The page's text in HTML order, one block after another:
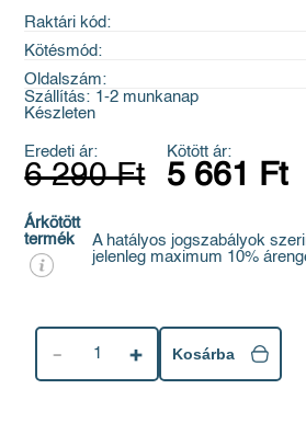
Raktári kód:
Kötésmód:
Oldalszám:
Szállítás: 1-2 munkanap
Készleten
Eredeti ár:
6 290 Ft
Kötött ár:
5 661 Ft
Árkötött
termék
A hatályos jogszabályok
jelenleg maximum 10%
1 Kosárba